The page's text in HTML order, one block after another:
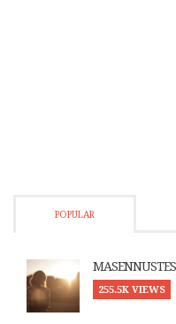
POPULAR
255.5K VIEWS